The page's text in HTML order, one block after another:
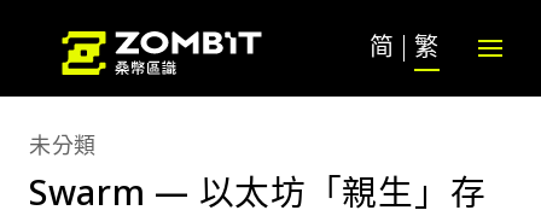
简 繁
未分類
Swarm — 以太坊「親生」存